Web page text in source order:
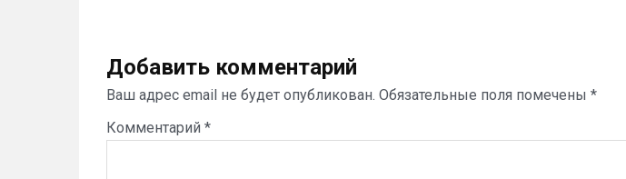
Добавить комментарий
Ваш адрес email не будет опубликован. Обязательные поля помечены *
Комментарий *